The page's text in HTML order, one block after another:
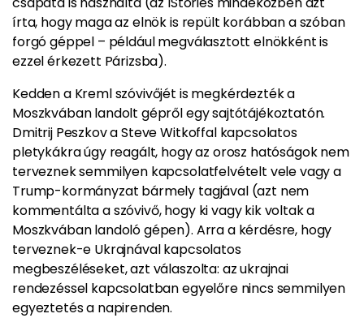
írta, hogy maga az elnök is repült korábban a szóban
forgó géppel – például megválasztott elnökként is
ezzel érkezett Párizsba).
Kedden a Kreml szóvivőjét is megkérdezték a
Moszkvában landolt gépről egy sajtótájékoztatón.
Dmitrij Peszkov a Steve Witkoffal kapcsolatos
pletykákra úgy reagált, hogy az orosz hatóságok nem
terveznek semmilyen kapcsolatfelvételt vele vagy a
Trump-kormányzat bármely tagjával (azt nem
kommentálta a szóvivő, hogy ki vagy kik voltak a
Moszkvában landoló gépen). Arra a kérdésre, hogy
terveznek-e Ukrajnával kapcsolatos
megbeszéléseket, azt válaszolta: az ukrajnai
rendezéssel kapcsolatban egyelőre nincs semmilyen
egyeztetés a napirenden.